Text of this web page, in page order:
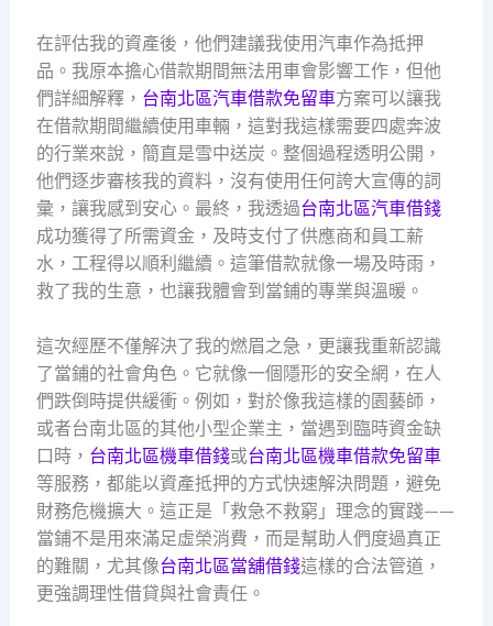
在評估我的資產後，他們建議我使用汽車作為抵押
品。我原本擔心借款期間無法用車會影響工作，但他
們詳細解釋， 台南北區汽車借款免留車方案可以讓我
在借款期間繼續使用車輛，這對我這樣需要四處奔波
的行業來說，簡直是雪中送炭。整個過程透明公開，
他們逐步審核我的資料，沒有使用任何誇大宣傳的詞
彙，讓我感到安心。最終，我透過台南北區汽車借錢
成功獲得了所需資金，及時支付了供應商和員工薪
水，工程得以順利繼續。這筆借款就像一場及時雨，
救了我的生意，也讓我體會到當鋪的專業與溫暖。
這次經歷不僅解決了我的燃眉之急，更讓我重新認識
了當鋪的社會角色。它就像一個隱形的安全網，在人
們跌倒時提供緩衝。例如，對於像我這樣的園藝師，
或者台南北區的其他小型企業主，當遇到臨時資金缺
口時， 台南北區機車借錢或台南北區機車借款免留車
等服務，都能以資產抵押的方式快速解決問題，避免
財務危機擴大。這正是「救急不救窮」理念的實踐——
當鋪不是用來滿足虛榮消費，而是幫助人們度過真正
的難關，尤其像台南北區當舖借錢這樣的合法管道，
更強調理性借貸與社會責任。